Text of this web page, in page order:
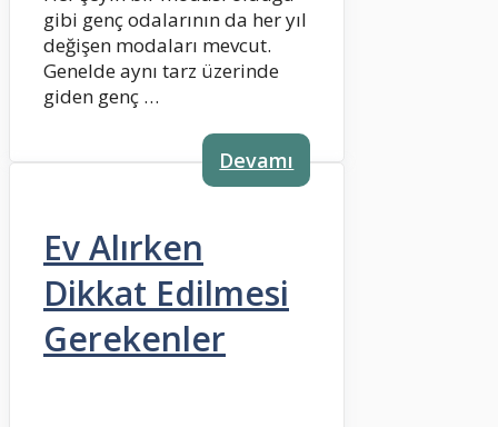
gibi genç odalarının da her yıl
değişen modaları mevcut.
Genelde aynı tarz üzerinde
giden genç …
Devamı
Ev Alırken
Dikkat Edilmesi
Gerekenler